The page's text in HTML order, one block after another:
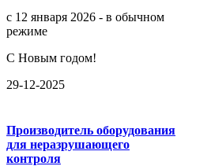
с 12 января 2026 - в обычном
режиме
С Новым годом!
29-12-2025
Производитель оборудования
для неразрушающего
контроля